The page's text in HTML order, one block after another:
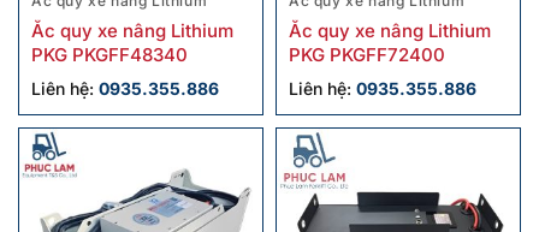
Ắc quy xe nâng Lithium
PKG PKGFF48340
Liên hệ: 0935.355.886
Ắc quy xe nâng Lithium
PKG PKGFF72400
Liên hệ: 0935.355.886